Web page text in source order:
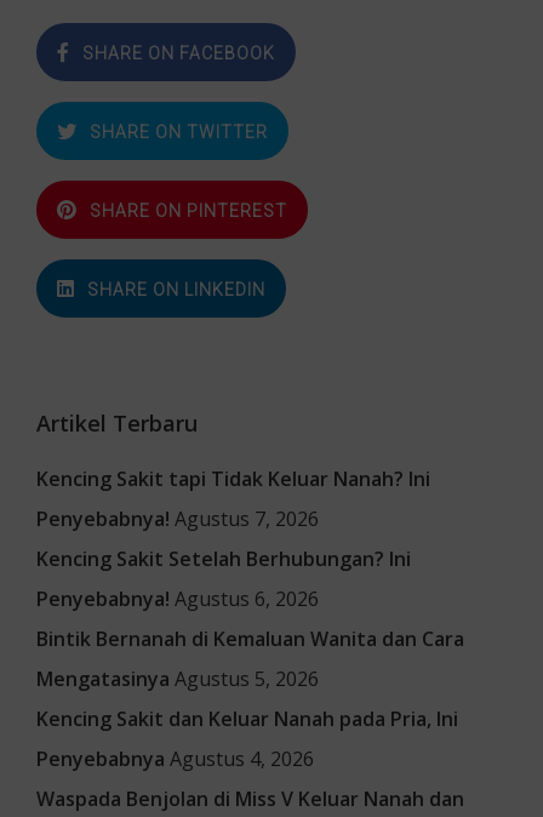
SHARE ON FACEBOOK
SHARE ON TWITTER
SHARE ON PINTEREST
SHARE ON LINKEDIN
Artikel Terbaru
Kencing Sakit tapi Tidak Keluar Nanah? Ini
Penyebabnya! Agustus 7, 2026
Kencing Sakit Setelah Berhubungan? Ini
Penyebabnya! Agustus 6, 2026
Bintik Bernanah di Kemaluan Wanita dan Cara
Mengatasinya Agustus 5, 2026
Kencing Sakit dan Keluar Nanah pada Pria, Ini
Penyebabnya Agustus 4, 2026
Waspada Benjolan di Miss V Keluar Nanah dan